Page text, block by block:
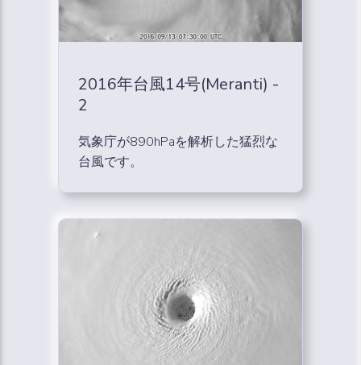
2016年台風14号(Meranti) -
2
気象庁が890hPaを解析した猛烈な
台風です。